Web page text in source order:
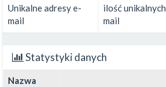
Unikalne adresy e-
mail
ilość
mail
Statystyki danych
Nazwa